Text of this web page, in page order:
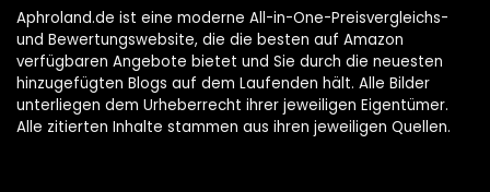
Aphroland.de ist eine moderne All-in-One-Preisvergleichs-
und Bewertungswebsite, die die besten auf Amazon
verfügbaren Angebote bietet und Sie durch die neuesten
hinzugefügten Blogs auf dem Laufenden hält. Alle Bilder
unterliegen dem Urheberrecht ihrer jeweiligen Eigentümer.
Alle zitierten Inhalte stammen aus ihren jeweiligen Quellen.